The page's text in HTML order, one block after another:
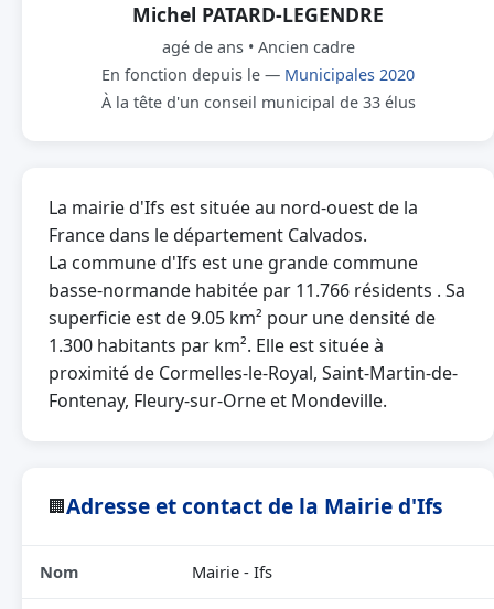
Michel PATARD-LEGENDRE
agé de ans • Ancien cadre
En fonction depuis le — Municipales 2020
À la tête d'un conseil municipal de 33 élus
La mairie d'Ifs est située au nord-ouest de la
France dans le département Calvados.
La commune d'Ifs est une grande commune
basse-normande habitée par 11.766 résidents . Sa
superficie est de 9.05 km² pour une densité de
1.300 habitants par km². Elle est située à
proximité de Cormelles-le-Royal, Saint-Martin-de-
Fontenay, Fleury-sur-Orne et Mondeville.
🏢Adresse et contact de la Mairie d'Ifs
Nom Mairie - Ifs